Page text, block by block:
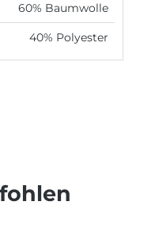
60% Baumwolle
40% Polyester